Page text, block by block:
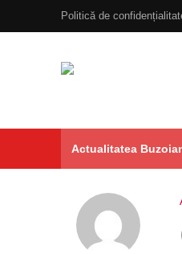
Politică de
Actualitatea